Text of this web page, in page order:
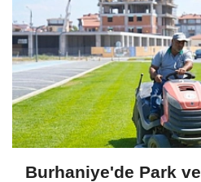
Burhaniye'de Park